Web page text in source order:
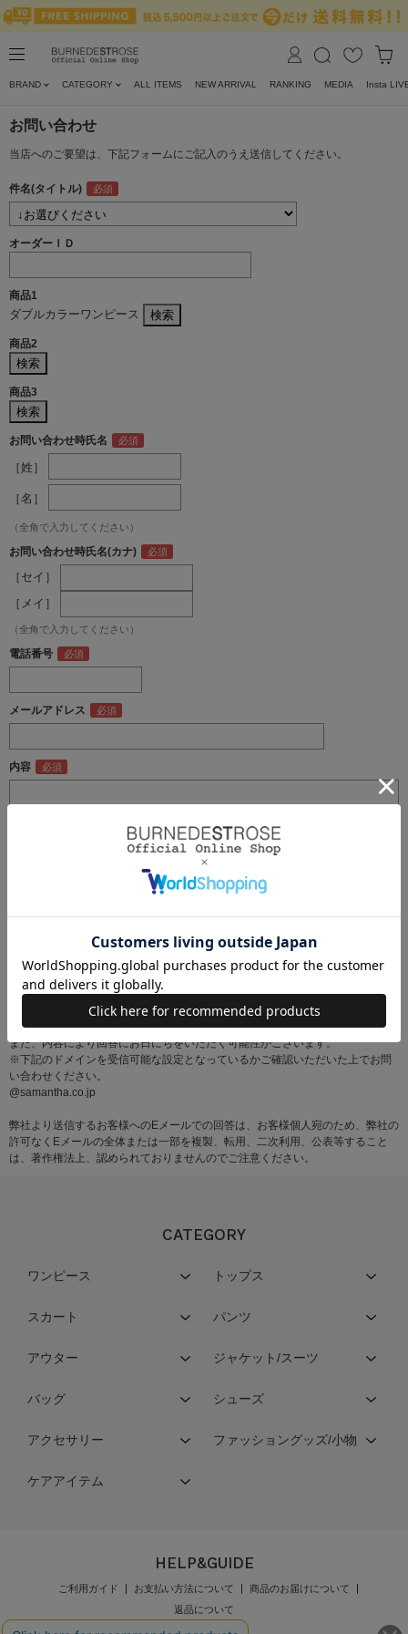
BRAND CATEGORY ALL ITEMS NEW ARRIVAL RANKING MEDIA Insta
お問い合わせ
当店へのご要望は、下記フォームにご記入のうえ送信してください。
件名(タイトル)
オーダーＩＤ
商品1
ダブルカラーワンピース
商品2
商品3
お問い合わせ時氏名
［姓］
［名］
（全角で入力してください）
お問い合わせ時氏名(カナ)
［セイ］
［メイ］
（全角で入力してください）
電話番号
メールアドレス
内容
※お問い合わせはサマンサタバサグループカスタマーセンター営業時間内に順
次対応いたします。
土・日・祝日にいただいたメールにつきましては、翌営業日以降にご返信いた
しますので あらかじめご了承ください。
また、内容により回答にお日にちをいただく可能性がございます。
※下記のドメインを受信可能な設定となっているかご確認いただいた上でお問
い合わせください。
@samantha.co.jp
弊社より送信するお客様へのEメールでの回答は、お客様個人宛のため、弊社の
許可なくEメールの全体または一部を複製、転用、二次利用、公表等すること
は、著作権法上、認められておりませんのでご注意ください。
CATEGORY
ワンピース トップス
スカート パンツ
アウター ジャケット/スーツ
バッグ シューズ
アクセサリー ファッショングッズ/小物
ケアアイテム
HELP&GUIDE
ご利用ガイド お支払い方法について
商品のお届けについて
返品について